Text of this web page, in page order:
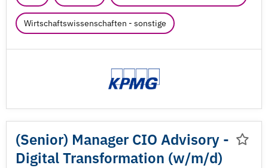
Wirtschaftswissenschaften - sonstige
(Senior) Manager CIO Advisory -
Digital Transformation (w/m/d)